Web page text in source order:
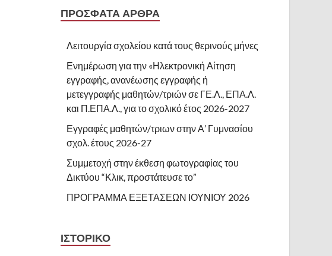
ΠΡΌΣΦΑΤΑ ΆΡΘΡΑ
Λειτουργία σχολείου κατά τους θερινούς μήνες
Ενημέρωση για την «Ηλεκτρονική Αίτηση
εγγραφής, ανανέωσης εγγραφής ή
μετεγγραφής μαθητών/τριών σε ΓΕ.Λ., ΕΠΑ.Λ.
και Π.ΕΠΑ.Λ., για το σχολικό έτος 2026-2027
Εγγραφές μαθητών/τριων στην Α’ Γυμνασίου
σχολ. έτους 2026-27
Συμμετοχή στην έκθεση φωτογραφίας του
Δικτύου “Κλικ, προστάτευσε το”
ΠΡΟΓΡΑΜΜΑ ΕΞΕΤΑΣΕΩΝ ΙΟΥΝΙΟΥ 2026
ΙΣΤΟΡΙΚΌ